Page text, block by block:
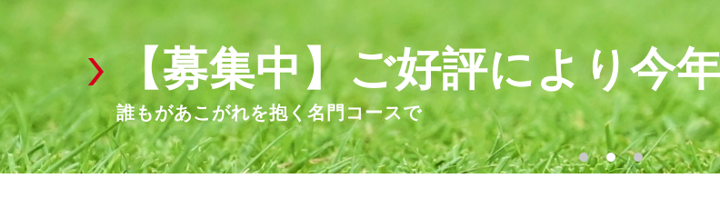
【募集中】ご好評により今
誰もがあこがれを抱く名門コースで